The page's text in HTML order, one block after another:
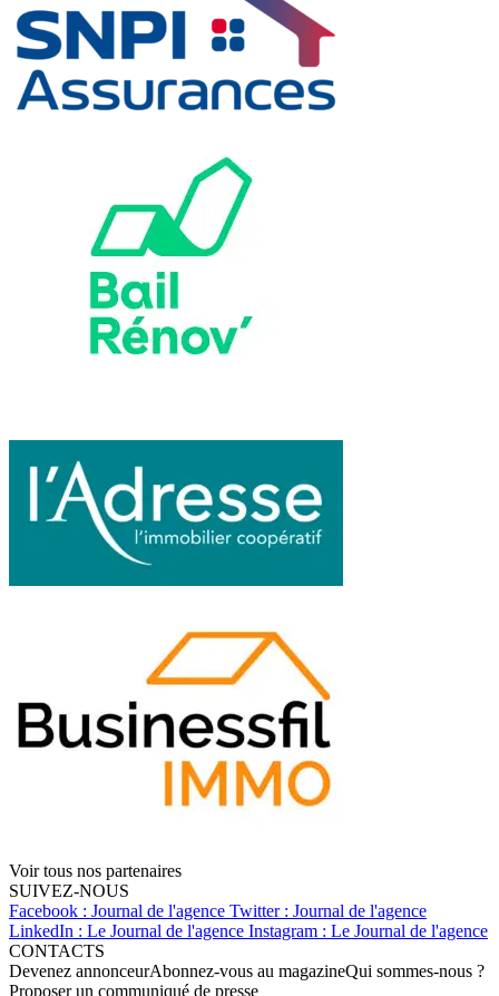
Voir tous nos partenaires
SUIVEZ-NOUS
Facebook : Journal de l'agence Twitter : Journal de l'agence
LinkedIn : Le Journal de l'agence Instagram : Le Journal de l'agence
CONTACTS
Devenez annonceurAbonnez-vous au magazineQui sommes-nous ?
Proposer un communiqué de presse